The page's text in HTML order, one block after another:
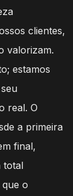
clientes,
valorizam.
estamos
real. O
a primeira
final,
total
o